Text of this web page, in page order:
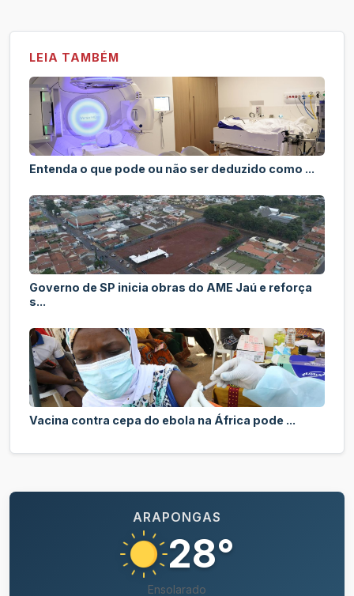
LEIA TAMBÉM
Entenda o que pode ou não ser deduzido como ...
Governo de SP inicia obras do AME Jaú e reforça
s...
Vacina contra cepa do ebola na África pode ...
ARAPONGAS
28°
Ensolarado